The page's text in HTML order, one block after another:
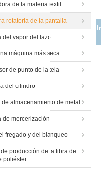
de la materia textil
rotatoria de la pantalla
del vapor del lazo
máquina más seca
de punto de la tela
del cilindro
de almacenamiento de metal
de mercerización
fregado y del blanqueo
producción de la fibra de
poliéster